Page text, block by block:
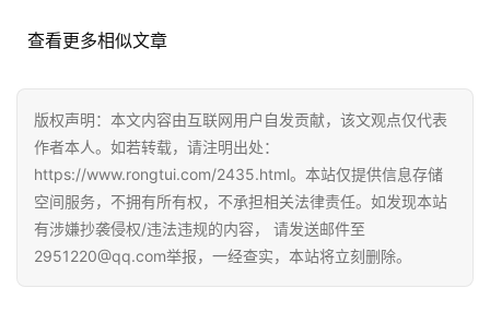
察
电
商
运
营
直
登录 注册
  查看更多相似文章
版权声明：本文内容由互联网用户自发贡献，该文观点仅代表
作者本人。如若转载，请注明出处：
https://www.rongtui.com/2435.html。本站仅提供信息存储
空间服务，不拥有所有权，不承担相关法律责任。如发现本站
有涉嫌抄袭侵权/违法违规的内容， 请发送邮件至
2951220@qq.com举报，一经查实，本站将立刻删除。